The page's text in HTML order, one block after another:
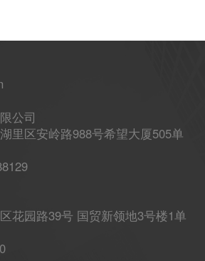
公司
里区安岭路988号希望大厦505单
花园路39号 国贸新领地3号楼1单